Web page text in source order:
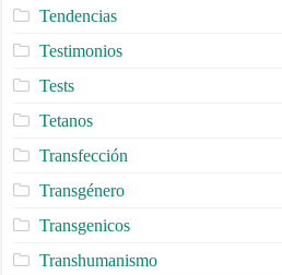
Tendencias
Testimonios
Tests
Tetanos
Transfección
Transgénero
Transgenicos
Transhumanismo